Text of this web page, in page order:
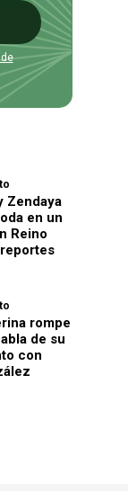
Zendaya
en un
Reino
rompe
de su
con